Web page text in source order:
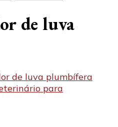
de luva
de luva plumbífera